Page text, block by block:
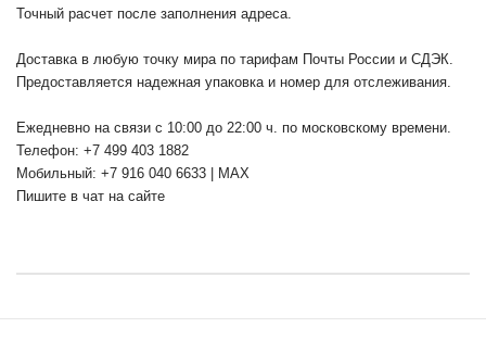
Точный расчет после заполнения адреса.
Доставка в любую точку мира по тарифам Почты России и СДЭК.
Предоставляется надежная упаковка и номер для отслеживания.
Ежедневно на связи с 10:00 до 22:00 ч. по московскому времени.
Телефон: +7 499 403 1882
Мобильный: +7 916 040 6633 | MAX
Пишите в чат на сайте